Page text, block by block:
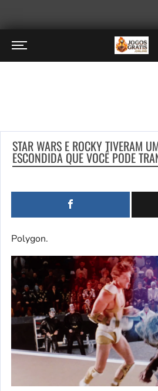
STAR WARS E ROCKY TIVERAM
ESCONDIDA QUE VOCÊ PODE
Polygon.